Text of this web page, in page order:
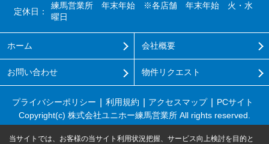
定休日：
練馬営業所 年末年始 ※各店舗 年末年始 火・水
曜日
ホーム 会社概要
お問い合わせ 物件リクエスト
プライバシーポリシー 利用規約 アクセスマップ
PCサイト
Copyright(c) 株式会社ユニホー練馬営業所 All rights reserved.
当サイトでは、お客様の当サイト利用状況把握、サービス向上検討を目的と